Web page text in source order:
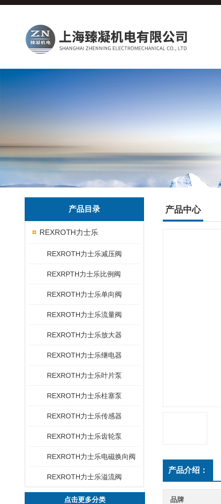
产品目录
REXROTH力士乐
REXROTH力士乐减压阀
REXRPTH力士乐比例阀
REXROTH力士乐单向阀
REXROTH力士乐流量阀
REXROTH力士乐放大器
REXROTH力士乐继电器
REXROTH力士乐叶片泵
REXROTH力士乐柱塞泵
REXROTH力士乐传感器
REXROTH力士乐齿轮泵
REXROTH力士乐电磁换向阀
REXROTH力士乐溢流阀
点击更多分类
产品中心
产品介绍：
品牌